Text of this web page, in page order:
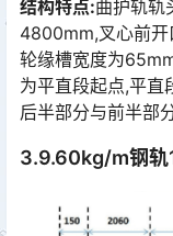
结构特点:曲护轨轨
4800mm,叉心前
轮缘槽宽度为
为平直段起点,平
后半部分与前半部
3.9.60kg/m钢轨